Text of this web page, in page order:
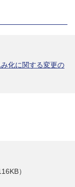
化に関する変更の
）